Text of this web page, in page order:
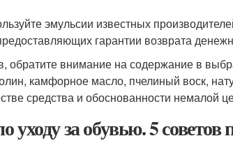
эмульсии известных
гарантии возврата
обратите внимание на содержание в
камфорное масло, пчелиный воск,
средства и обоснованности немалой
уходу за обувью. 5